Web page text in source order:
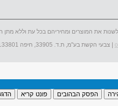
את המוצרים ומחיריהם בכל עת וללא מתן
| צבעי הקשת בע"מ, ת.ד. 33905, חיפה 3133801
הפסק הבהובים פונט קריא